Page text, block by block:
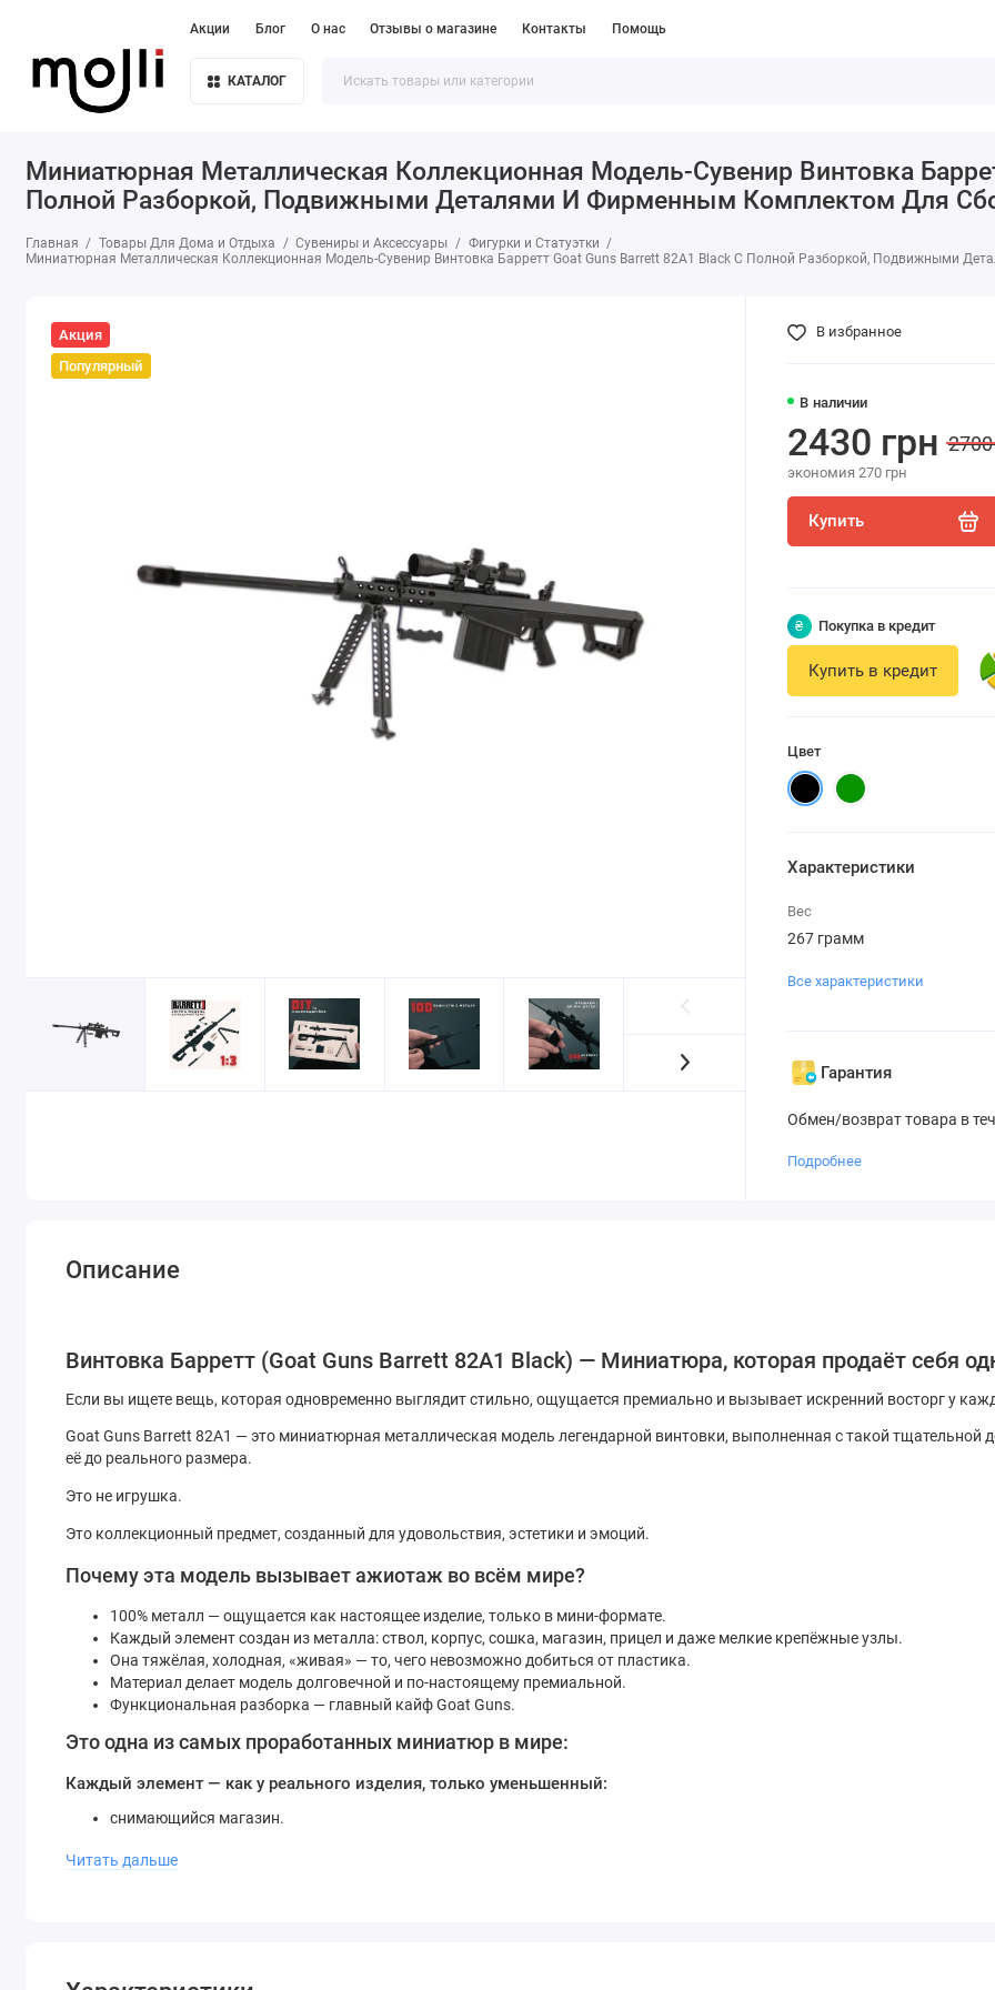
Акции Блог О нас Отзывы о магазине Контакты Помощь
КАТАЛОГ
Миниатюрная Металлическая Коллекционная Модель-Сувенир Винтовка
Полной Разборкой, Подвижными Деталями И Фирменным Комплектом Для
Главная Товары Для Дома и Отдыха Сувениры и Аксессуары
Фигурки и Статуэтки
Миниатюрная Металлическая Коллекционная Модель-Сувенир Винтовка Барретт Goat Guns Barrett 82A1 Black С Полной Разборкой, Подвижными
Акция
Популярный
В избранное
В наличии
2430 грн
экономия 270 грн
Купить
₴ Покупка в кредит
Купить в кредит
Цвет
Характеристики
Вес
267 грамм
Все характеристики
Гарантия
Обмен/возврат товара в
Подробнее
Описание
Винтовка Барретт (Goat Guns Barrett 82A1 Black) — Миниатюра, которая продаёт себя
Если вы ищете вещь, которая одновременно выглядит стильно, ощущается премиально и вызывает искренний восторг у
Goat Guns Barrett 82A1 — это миниатюрная металлическая модель легендарной винтовки, выполненная с такой тщательной
её до реального размера.
Это не игрушка.
Это коллекционный предмет, созданный для удовольствия, эстетики и эмоций.
Почему эта модель вызывает ажиотаж во всём мире?
100% металл — ощущается как настоящее изделие, только в мини-формате.
Каждый элемент создан из металла: ствол, корпус, сошка, магазин, прицел и даже мелкие крепёжные узлы.
Она тяжёлая, холодная, «живая» — то, чего невозможно добиться от пластика.
Материал делает модель долговечной и по-настоящему премиальной.
Функциональная разборка — главный кайф Goat Guns.
Это одна из самых проработанных миниатюр в мире:
Каждый элемент — как у реального изделия, только уменьшенный:
снимающийся магазин.
регулируемая сошка.
Читать дальше